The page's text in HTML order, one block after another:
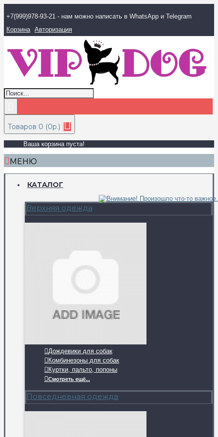
+7(999)978-93-21 - нам можно написать в WhatsApp и Telegram
Корзина Авторизация
Товаров 0 (0р.)
Ваша корзина пуста!
МЕНЮ
КАТАЛОГ
Верхняя одежда
Дождевики для собак
Комбинезоны для собак
Куртки, пальто, попоны
Смотреть ещё...
Повседневная одежда